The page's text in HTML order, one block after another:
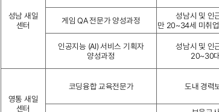
성남 새일
센터
게임 QA 전문가 양성과정
성남시 및 인
만 20~34세 미취
인공지능 (AI) 서비스 기획자
양성과정
성남시 및 인
20~30
영통 새일
센터
코딩융합 교육전문가 도내 경력